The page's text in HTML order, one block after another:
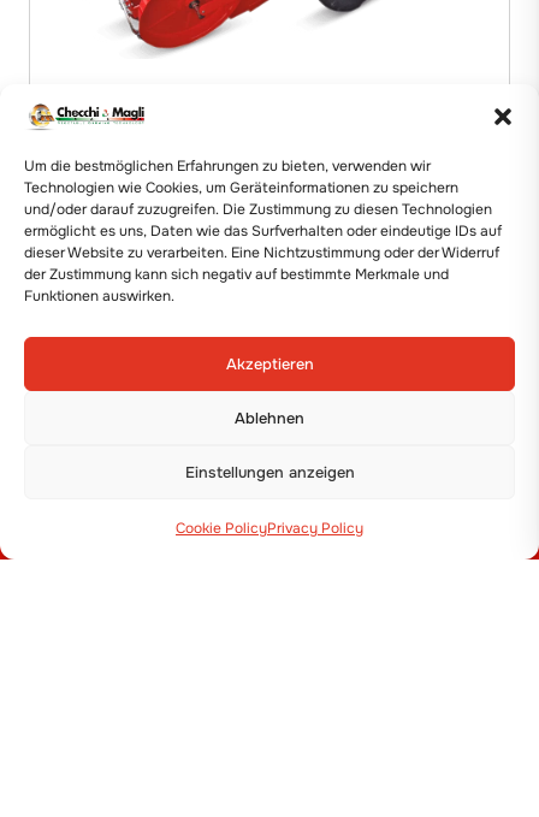
Um die bestmöglichen Erfahrungen zu bieten, verwenden wir
Technologien wie Cookies, um Geräteinformationen zu speichern
und/oder darauf zuzugreifen. Die Zustimmung zu diesen Technologien
ermöglicht es uns, Daten wie das Surfverhalten oder eindeutige IDs auf
dieser Website zu verarbeiten. Eine Nichtzustimmung oder der Widerruf
der Zustimmung kann sich negativ auf bestimmte Merkmale und
Funktionen auswirken.
Akzeptieren
Ablehnen
Einstellungen anzeigen
Cookie PolicyPrivacy Policy
Details anzeigen
+39 051 800 253